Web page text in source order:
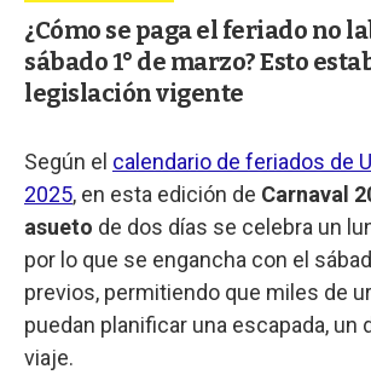
¿Cómo se paga el feriado no
sábado 1° de marzo? Esto
legislación vigente
Según el calendario de feriados de
2025, en esta edición de Carnaval
asueto de dos días se celebra un
por lo que se engancha con el
previos, permitiendo que miles de
puedan planificar una escapada, un
viaje.